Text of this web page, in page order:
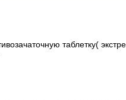
таблетку(